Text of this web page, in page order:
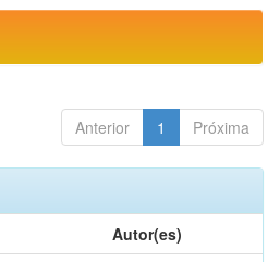
Anterior 1 Próxima
Autor(es)